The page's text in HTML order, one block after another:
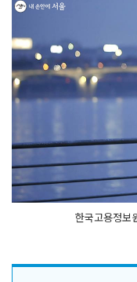
한국고용정보